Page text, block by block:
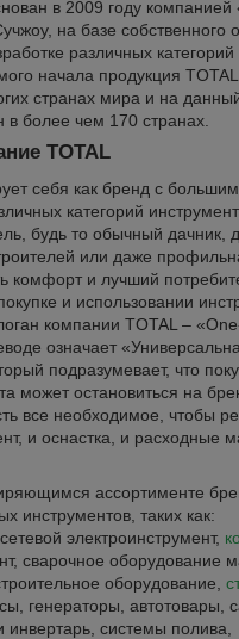
в 2009 году компанией
на базе собственного
различных категорий
начала продукция
странах мира и на
в более чем 170 странах.
TOTAL
себя как бренд с большим
категорий
будь то обычный дачник,
или даже
комфорт и лучший
и использовании
компании TOTAL –
означает
подразумевает, что
может остановиться на
все необходимое, чтобы
и оснастка, и расходные
ассортименте
инструментов, таких как:
электроинструмент,
сварочное оборудование
оборудование,
генераторы, автотовары,
инвертарь, системы полива,